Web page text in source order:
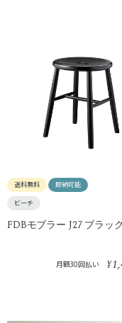
送料無料
即納可能
ビーチ
FDBモブラー J27 ブラック
月額30回払い ¥